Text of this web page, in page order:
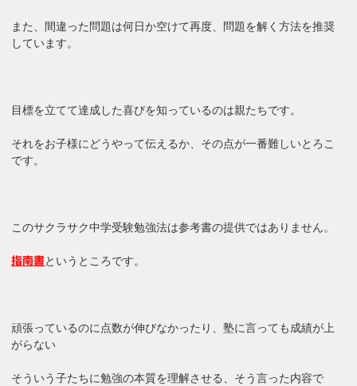
また、間違った問題は何日か空けて再度、問題を解く方法を推奨
しています。
目標を立てて達成した喜びを知っているのは親たちです。
それをお子様にどうやって伝えるか、その点が一番難しいとろこ
です。
このサクラサク中学受験勉強法は参考書の提供ではありません。
指南書というところです。
頑張っているのに点数が伸びなかったり、塾に言っても成績が上
がらない
そういう子たちに勉強の本質を理解させる、そう言った内容で